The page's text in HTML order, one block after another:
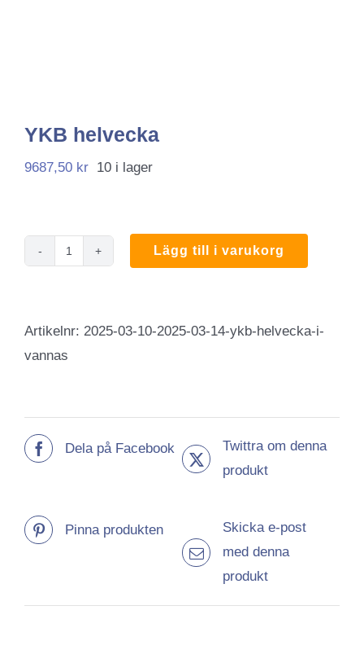
YKB helvecka
9687,50 kr 10 i lager
Lägg till i varukorg
Artikelnr: 2025-03-10-2025-03-14-ykb-helvecka-i-
vannas
Dela på Facebook
Twittra om denna
produkt
Pinna produkten
Skicka e-post
med denna
produkt